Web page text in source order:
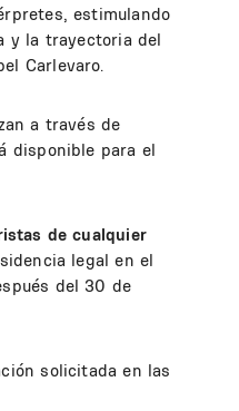
estimulando
y la trayectoria del
Carlevaro.
a través de
disponible para el
de cualquier
legal en el
del 30 de
solicitada en las